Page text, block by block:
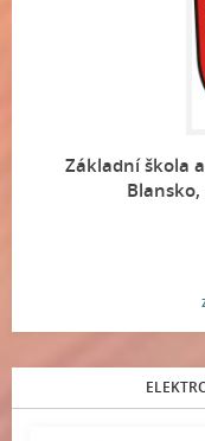
Základní škola